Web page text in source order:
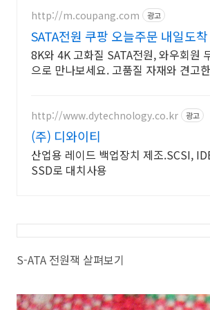
http://m.coupang.com 광고
SATA전원 쿠팡 오늘주문 내일도
8K와 4K 고화질 SATA전원, 와우회원
으로 만나보세요. 고품질 자재와 견고한
http://www.dytechnology.co.kr 광고
(주) 디와이티
산업용 레이드 백업장치 제조.SCSI,
SSD로 대치사용
S-ATA 전원잭 살펴보기